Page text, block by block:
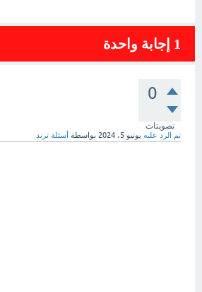
1 إجابة واحدة
0
تصويتات
تم الرد عليه يونيو 5، 2024 بواسطة أسئلة ترند